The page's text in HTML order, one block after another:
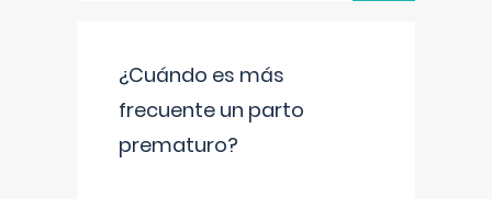
¿Cuándo es más
frecuente un parto
prematuro?